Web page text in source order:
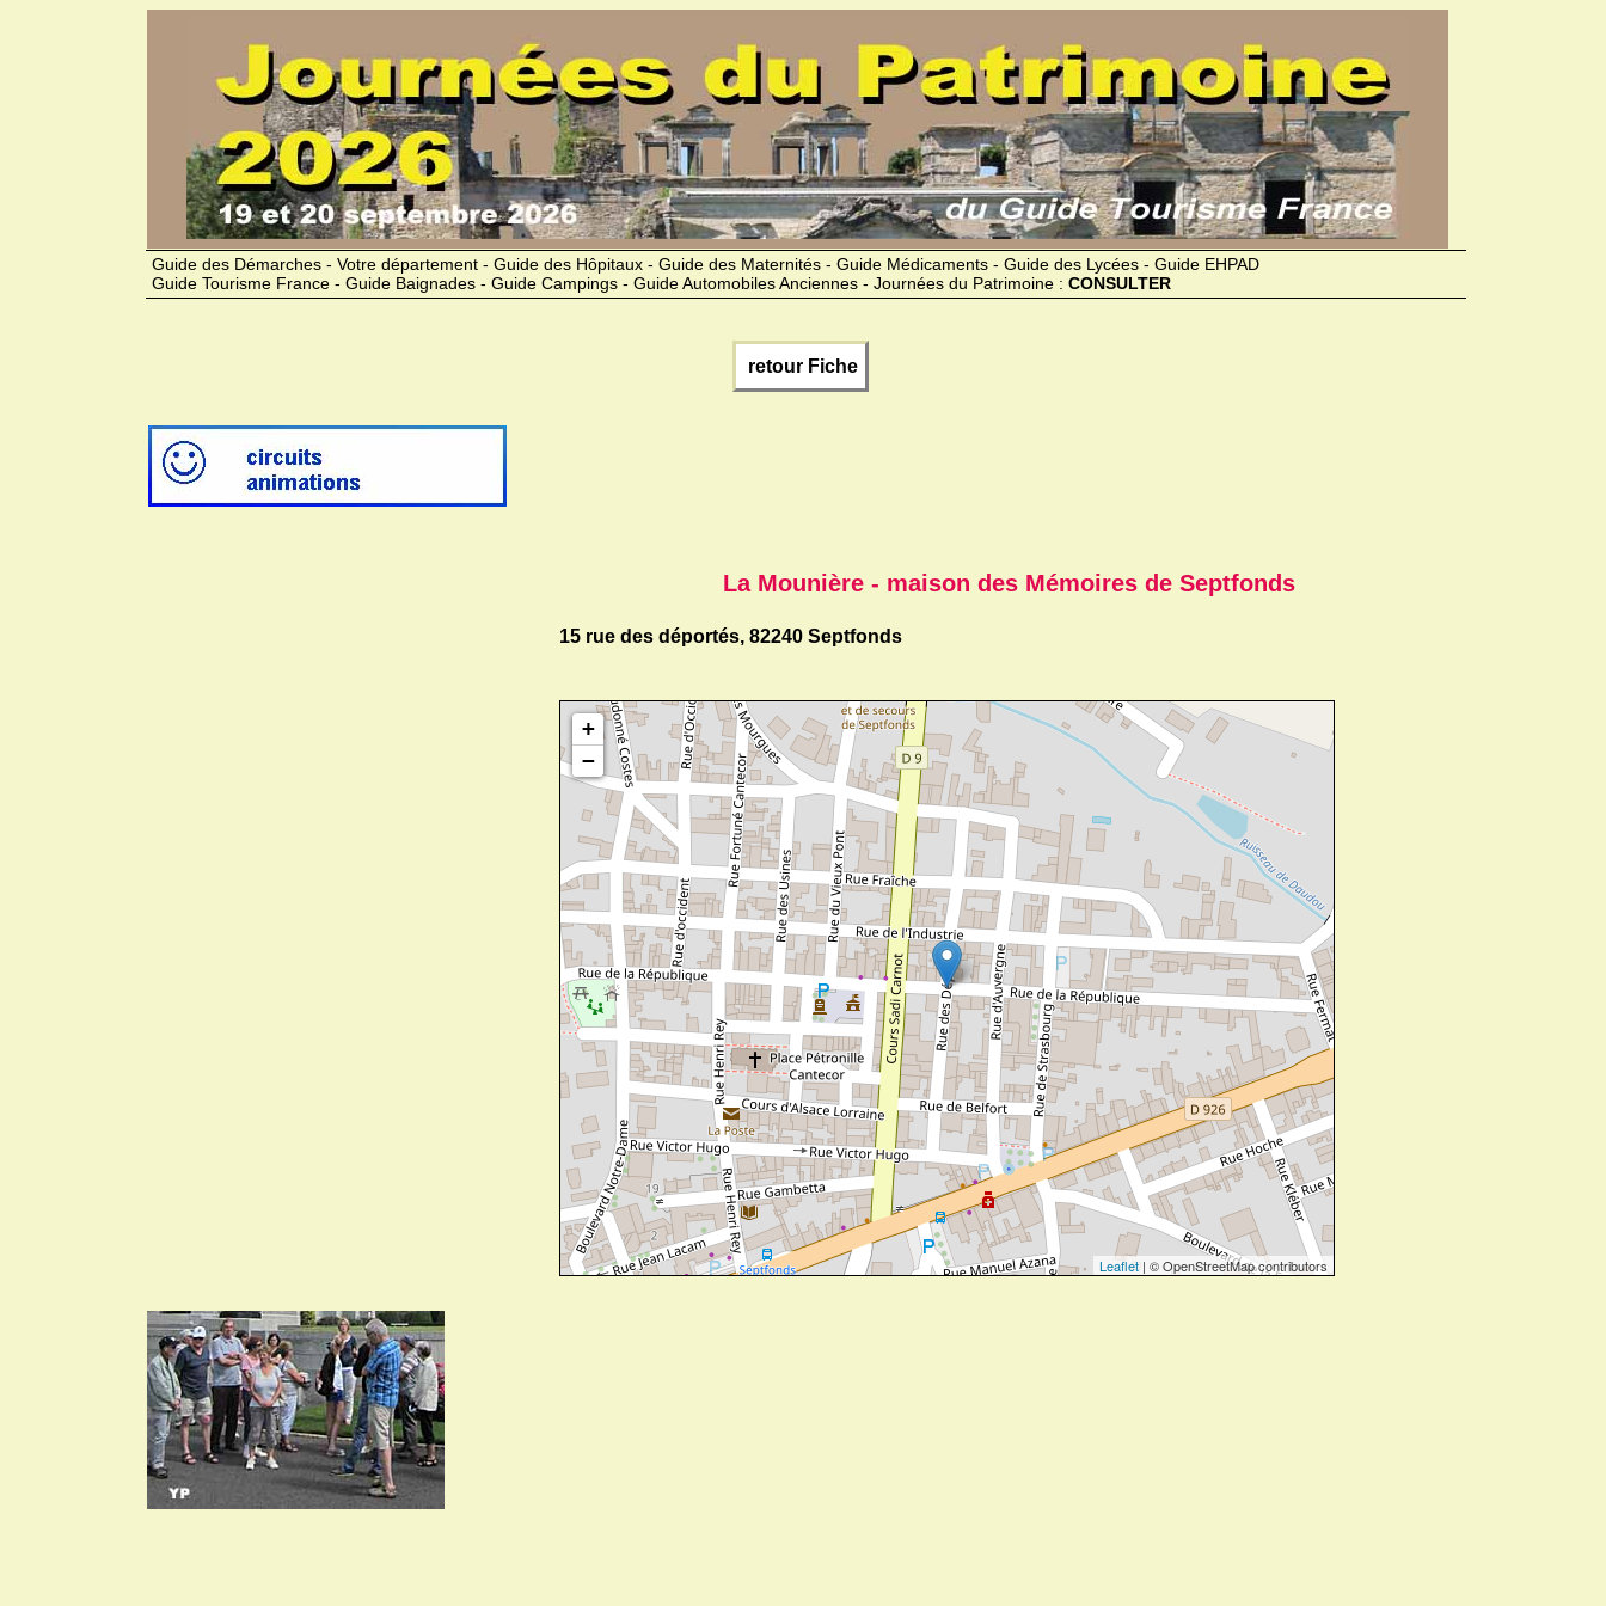
Guide des Démarches - Votre département - Guide des Hôpitaux - Guide des Maternités - Guide Médicaments - Guide des Lycées - Guide EHPAD
Guide Tourisme France - Guide Baignades - Guide Campings - Guide Automobiles Anciennes - Journées du Patrimoine : CONSULTER
retour Fiche
La Mounière - maison des Mémoires de Septfonds
15 rue des déportés, 82240 Septfonds
+
−
Leaflet| © OpenStreetMap contributors